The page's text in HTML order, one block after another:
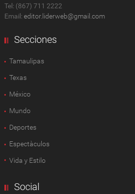
Tel: (867) 711 2222
Email: editor.liderweb@gmail.com
Secciones
Tamaulipas
Texas
México
Mundo
Deportes
Espectàculos
Vida y Estilo
Social